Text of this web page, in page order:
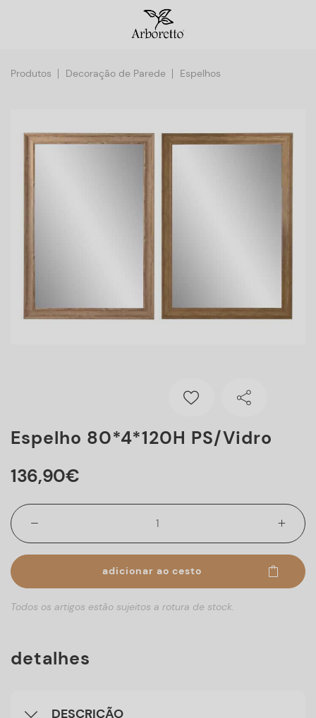
Produtos Decoração de Parede Espelhos
Espelho 80*4*120H PS/vidro
136,90€
adicionar ao cesto
Todos os artigos estão sujeitos a rotura de stock.
detalhes
DESCRIÇÃO